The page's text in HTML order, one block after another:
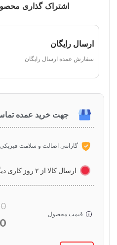
اشتراک گذاری
ارسال رایگان
سفارش عمده ارسال رایگان
جهت خرید عمده
گارانتی اصالت و سلامت فیزیکی
ارسال کالا از ۲ روز کاری دیگر
قیمت محصول